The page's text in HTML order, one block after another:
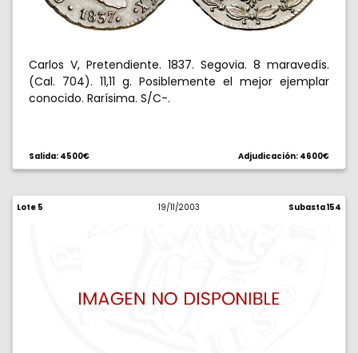
Carlos V, Pretendiente. 1837. Segovia. 8 maravedís.
(Cal. 704). 11,11 g. Posiblemente el mejor ejemplar
conocido. Rarísima. S/C-.
Salida: 4500€ Adjudicación: 4600€
Lote 5 19/11/2003 Subasta 154